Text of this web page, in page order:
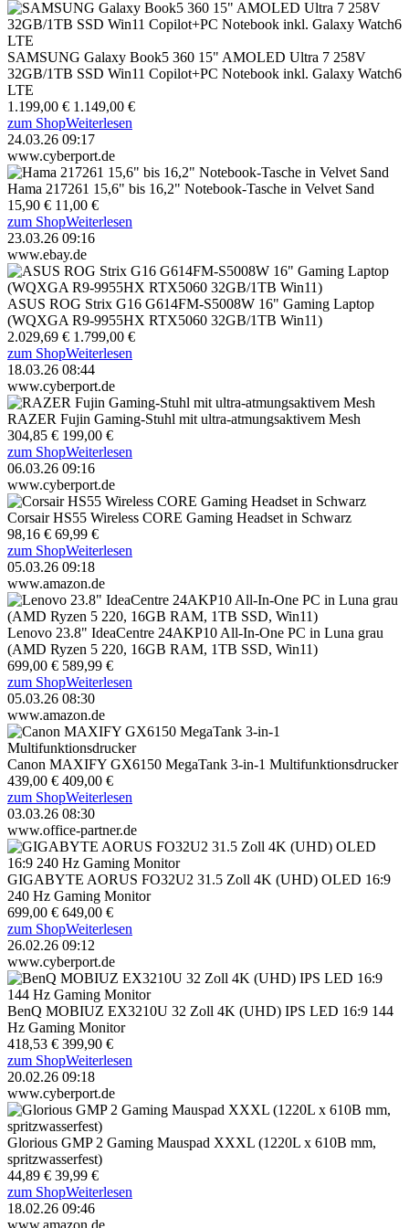
SAMSUNG Galaxy Book5 360 15" AMOLED Ultra 7 258V
32GB/1TB SSD Win11 Copilot+PC Notebook inkl. Galaxy Watch6
LTE
1.199,00 € 1.149,00 €
zum ShopWeiterlesen
24.03.26 09:17
www.cyberport.de
Hama 217261 15,6" bis 16,2" Notebook-Tasche in Velvet Sand
15,90 € 11,00 €
zum ShopWeiterlesen
23.03.26 09:16
www.ebay.de
ASUS ROG Strix G16 G614FM-S5008W 16" Gaming Laptop
(WQXGA R9-9955HX RTX5060 32GB/1TB Win11)
2.029,69 € 1.799,00 €
zum ShopWeiterlesen
18.03.26 08:44
www.cyberport.de
RAZER Fujin Gaming-Stuhl mit ultra-atmungsaktivem Mesh
304,85 € 199,00 €
zum ShopWeiterlesen
06.03.26 09:16
www.cyberport.de
Corsair HS55 Wireless CORE Gaming Headset in Schwarz
98,16 € 69,99 €
zum ShopWeiterlesen
05.03.26 09:18
www.amazon.de
Lenovo 23.8" IdeaCentre 24AKP10 All-In-One PC in Luna grau
(AMD Ryzen 5 220, 16GB RAM, 1TB SSD, Win11)
699,00 € 589,99 €
zum ShopWeiterlesen
05.03.26 08:30
www.amazon.de
Canon MAXIFY GX6150 MegaTank 3-in-1 Multifunktionsdrucker
439,00 € 409,00 €
zum ShopWeiterlesen
03.03.26 08:30
www.office-partner.de
GIGABYTE AORUS FO32U2 31.5 Zoll 4K (UHD) OLED 16:9
240 Hz Gaming Monitor
699,00 € 649,00 €
zum ShopWeiterlesen
26.02.26 09:12
www.cyberport.de
BenQ MOBIUZ EX3210U 32 Zoll 4K (UHD) IPS LED 16:9 144
Hz Gaming Monitor
418,53 € 399,90 €
zum ShopWeiterlesen
20.02.26 09:18
www.cyberport.de
Glorious GMP 2 Gaming Mauspad XXXL (1220L x 610B mm,
spritzwasserfest)
44,89 € 39,99 €
zum ShopWeiterlesen
18.02.26 09:46
www.amazon.de